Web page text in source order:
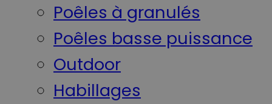
Poêles à granulés
Poêles basse puissance
Outdoor
Habillages